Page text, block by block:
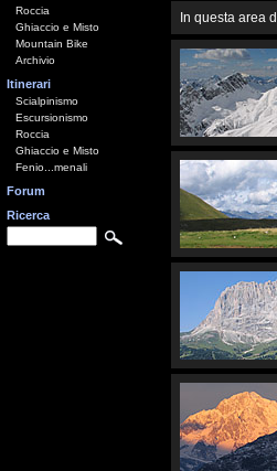
Roccia
Ghiaccio e Misto
Mountain Bike
Archivio
Itinerari
Scialpinismo
Escursionismo
Roccia
Ghiaccio e Misto
Fenio...menali
Forum
Ricerca
In questa area